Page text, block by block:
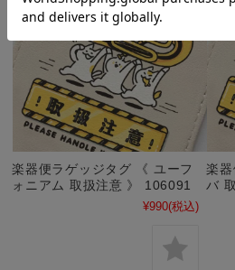
楽器便ラゲッジタグ 《 ユーフ
ォニアム 取扱注意 》 106091
¥990(税込)
楽
バ